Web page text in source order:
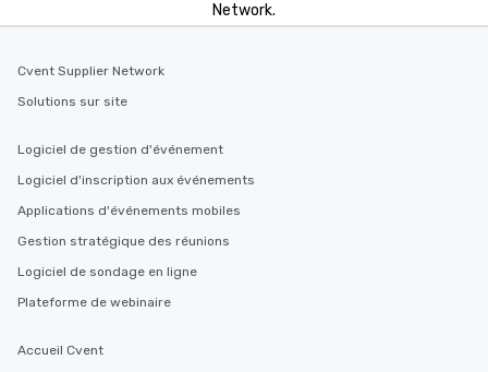
Network.
Cvent Supplier Network
Solutions sur site
Logiciel de gestion d'événement
Logiciel d'inscription aux événements
Applications d'événements mobiles
Gestion stratégique des réunions
Logiciel de sondage en ligne
Plateforme de webinaire
Accueil Cvent